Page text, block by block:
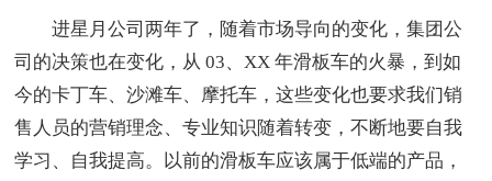
进星月公司两年了，随着市场导向的变化，集团公
司的决策也在变化，从 03、XX 年滑板车的火暴，到如
今的卡丁车、沙滩车、摩托车，这些变化也要求我们销
售人员的营销理念、专业知识随着转变，不断地要自我
学习、自我提高。以前的滑板车应该属于低端的产品，